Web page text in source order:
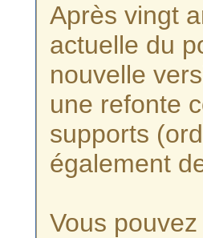
Après vingt
actuelle du
nouvelle
une refonte
supports
également
Vous